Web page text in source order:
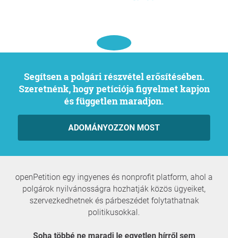
Segítsen a polgári részvétel erősítésében.
Szeretnénk, hogy petíciója figyelmet kapjon
és független maradjon.
ADOMÁNYOZZON MOST
openPetition egy ingyenes és nonprofit platform, ahol a
polgárok nyilvánosságra hozhatják közös ügyeiket,
szervezkedhetnek és párbeszédet folytathatnak
politikusokkal.
Soha többé ne maradj le egyetlen hírről sem